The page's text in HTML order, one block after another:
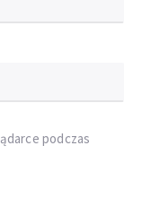
podczas